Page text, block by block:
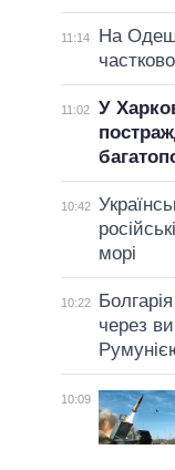
11:14
На
11:02
У
10:42
морі
10:22
через
10:09